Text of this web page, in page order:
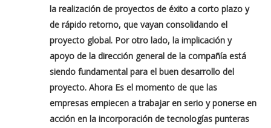
la realización de proyectos de éxito a corto plazo y
de rápido retorno, que vayan consolidando el
proyecto global. Por otro lado, la implicación y
apoyo de la dirección general de la compañía está
siendo fundamental para el buen desarrollo del
proyecto. Ahora Es el momento de que las
empresas empiecen a trabajar en serio y ponerse en
acción en la incorporación de tecnologías punteras